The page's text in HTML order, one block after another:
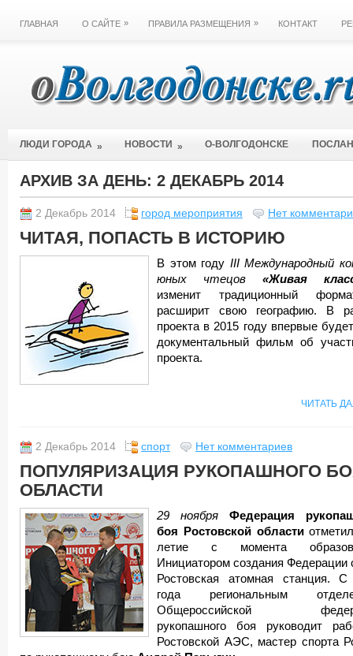
ГЛАВНАЯ О САЙТЕ » ПРАВИЛА РАЗМЕЩЕНИЯ » КОНТАКТ
ЛЮДИ ГОРОДА » НОВОСТИ » О-ВОЛГОДОНСКЕ
АРХИВ ЗА ДЕНЬ: 2 ДЕКАБРЬ 2014
2 Декабрь 2014 город мероприятия Нет
ЧИТАЯ, ПОПАСТЬ В ИСТОРИЮ
В этом году III Международный
юных чтецов «Живая
изменит традиционный
расширит свою географию. В
проекта в 2015 году впервые
документальный фильм об
проекта.
ЧИТАТЬ
2 Декабрь 2014 спорт Нет комментариев
ПОПУЛЯРИЗАЦИЯ РУКОПАШНОГО
ОБЛАСТИ
29 ноября
Федерация
боя Ростовской области
летие с момента
Инициатором создания Федерации
Ростовская атомная станция. С
года региональным
Общероссийской
рукопашного боя руководит
Ростовской АЭС, мастер спорта